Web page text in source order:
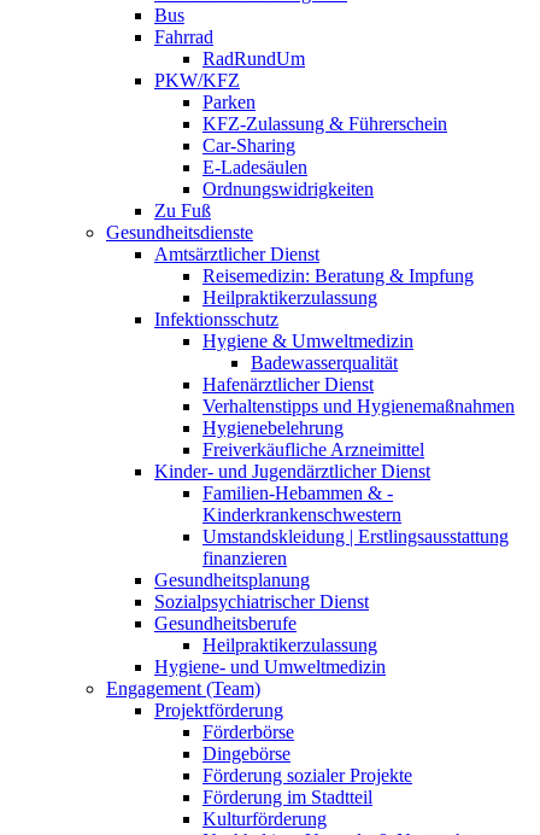
Bus
Fahrrad
RadRundUm
PKW/KFZ
Parken
KFZ-Zulassung & Führerschein
Car-Sharing
E-Ladesäulen
Ordnungswidrigkeiten
Zu Fuß
Gesundheitsdienste
Amtsärztlicher Dienst
Reisemedizin: Beratung & Impfung
Heilpraktikerzulassung
Infektionsschutz
Hygiene & Umweltmedizin
Badewasserqualität
Hafenärztlicher Dienst
Verhaltenstipps und Hygienemaßnahmen
Hygienebelehrung
Freiverkäufliche Arzneimittel
Kinder- und Jugendärztlicher Dienst
Familien-Hebammen & -
Kinderkrankenschwestern
Umstandskleidung | Erstlingsausstattung
finanzieren
Gesundheitsplanung
Sozialpsychiatrischer Dienst
Gesundheitsberufe
Heilpraktikerzulassung
Hygiene- und Umweltmedizin
Engagement (Team)
Projektförderung
Förderbörse
Dingebörse
Förderung sozialer Projekte
Förderung im Stadtteil
Kulturförderung